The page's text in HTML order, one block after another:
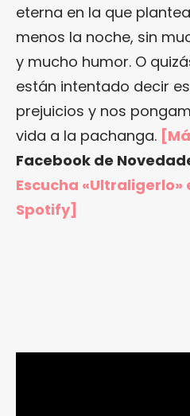
eterna en la que
menos la noche, sin
y mucho humor. O
están intentado decir
prejuicios y nos
vida a la pachanga.
Facebook de
Escucha «Ultraligerlo»
Spotify]